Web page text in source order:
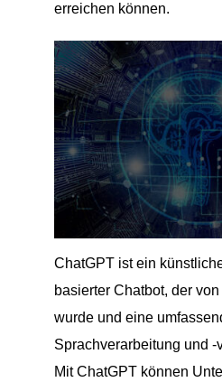
erreichen können.
ChatGPT ist ein
basierter Chatbot, der
wurde und eine
Sprachverarbeitung und -
Mit ChatGPT können